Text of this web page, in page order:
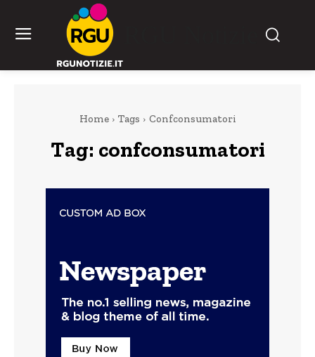
Home Tags Confconsumatori
Tag: confconsumatori